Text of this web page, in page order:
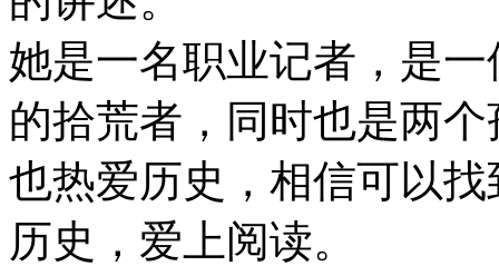
她是一名职业记者，是
的拾荒者，同时也是两
也热爱历史，相信可以
历史，爱上阅读。